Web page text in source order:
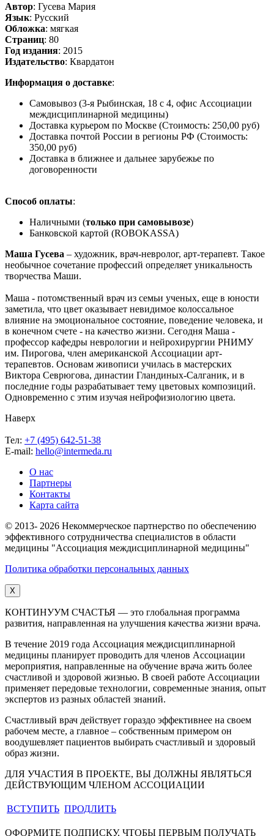
Автор: Гусева Мария
Язык: Русский
Обложка: мягкая
Страниц: 80
Год издания: 2015
Издательство: Квардатон
Информация о доставке:
Самовывоз (3-я Рыбинская, 18 с 4, офис Ассоциации
междисциплинарной медицины)
Доставка курьером по Москве (Стоимость: 250,00 руб)
Доставка почтой России в регионы РФ (Стоимость:
350,00 руб)
Доставка в ближнее и дальнее зарубежье по
договоренности
Способ оплаты:
Наличными (только при самовывозе)
Банковской картой (ROBOKASSA)
Маша Гусева – художник, врач-невролог, арт-терапевт. Такое
необычное сочетание профессий определяет уникальность
творчества Маши.
Маша - потомственный врач из семьи ученых, еще в юности
заметила, что цвет оказывает невидимое колоссальное
влияние на эмоциональное состояние, поведение человека, и
в конечном счете - на качество жизни. Сегодня Маша -
профессор кафедры неврологии и нейрохирургии РНИМУ
им. Пирогова, член американской Ассоциации арт-
терапевтов. Основам живописи училась в мастерских
Виктора Севрюгова, династии Гландиных-Салганик, и в
последние годы разрабатывает тему цветовых композиций.
Одновременно с этим изучая нейрофизиологию цвета.
Наверх
Тел: +7 (495) 642-51-38
E-mail: hello@intermeda.ru
О нас
Партнеры
Контакты
Карта сайта
© 2013- 2026 Некоммерческое партнерство по обеспечению
эффективного сотрудничества специалистов в области
медицины "Ассоциация междисциплинарной медицины"
Политика обработки персональных данных
X
КОНТИНУУМ СЧАСТЬЯ — это глобальная программа
развития, направленная на улучшения качества жизни врача.
В течение 2019 года Ассоциация междисциплинарной
медицины планирует проводить для членов Ассоциации
мероприятия, направленные на обучение врача жить более
счастливой и здоровой жизнью. В своей работе Ассоциации
применяет передовые технологии, современные знания, опыт
экспертов из разных областей знаний.
Счастливый врач действует гораздо эффективнее на своем
рабочем месте, а главное – собственным примером он
воодушевляет пациентов выбирать счастливый и здоровый
образ жизни.
ДЛЯ УЧАСТИЯ В ПРОЕКТЕ, ВЫ ДОЛЖНЫ ЯВЛЯТЬСЯ
ДЕЙСТВУЮЩИМ ЧЛЕНОМ АССОЦИАЦИИ
ВСТУПИТЬ ПРОДЛИТЬ
ОФОРМИТЕ ПОДПИСКУ, ЧТОБЫ ПЕРВЫМ ПОЛУЧАТЬ